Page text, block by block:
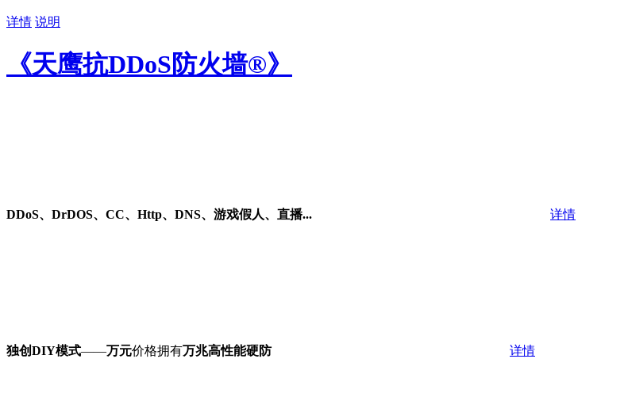
详情 说明
《天鹰抗DDoS防火墙®》
DDoS、DrDOS、CC、Http、DNS、游戏假人、直播... 详情
独创DIY模式——万元价格拥有万兆高性能硬防 详情